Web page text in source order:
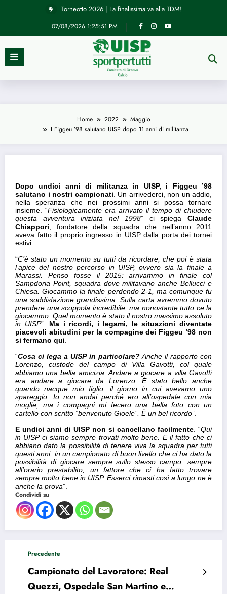
Torneotto 2026 | La finalissima va alla TDM!
07/08/2026 1:25:52 PM
Home 2022
Maggio
I Figgeu ’98 salutano UISP dopo 11 anni di militanza
I Figgeu ’98 salutano UISP dopo 11 anni
di militanza
Dopo undici anni di militanza in UISP, i Figgeu ’98
salutano i nostri campionati . Un arrivederci, non un addio,
nella speranza che nei prossimi anni si possa tornare
insieme. “Fisiologicamente era arrivato il tempo di chiudere
questa avventura iniziata nel 1998” ci spiegaClaude
Chiappori , fondatore della squadra che nell’anno 2011
aveva fatto il proprio ingresso in UISP dalla porta dei tornei
estivi.
“C’è stato un momento su tutti da ricordare, che poi è stata
l’apice del nostro percorso in UISP, ovvero sia la finale a
Marassi. Penso fosse il 2015: arrivammo in finale col
Sampdoria Point, squadra dove militavano anche Bellucci e
Chiesa. Giocammo la finale perdendo 2-1, ma comunque fu
una soddisfazione grandissima. Sulla carta avremmo dovuto
prendere una scoppola incredibile, ma nonostante tutto ce la
giocammo. Quel momento è stato il nostro massimo assoluto
in UISP”.
Ma i ricordi, i legami, le situazioni diventate
piacevoli abitudini per la compagine dei Figgeu ’98 non
si fermano qui
“Cosa ci lega a UISP in particolare?Anche il rapporto con
Lorenzo, custode del campo di Villa Gavotti, col quale
abbiamo una bella amicizia. Andare a giocare a villa Gavotti
era andare a giocare da Lorenzo. È stato bello anche
quando nacque mio figlio, il giorno in cui avevamo uno
spareggio. Io non andai perché ero all’ospedale con mia
moglie, ma i compagni mi fecero una bella foto con un
cartello con scritto “benvenuto Gioele”. È un bel ricordo”.
E undici anni di UISP non si cancellano facilmente . “Qui
in UISP ci siamo sempre trovati molto bene. E il fatto che ci
abbiano dato la possibilità di tenere viva la squadra per tutti
questi anni, in un campionato di buon livello che ci ha dato la
possibilità di giocare sempre sullo stesso campo, sempre
all’orario prestabilito, un fattore che ci ha fatto trovare
sempre molto bene in UISP. Esserci rimasti così a lungo ne è
anche la prova”.
Condividi su
Precedente
Campionato del Lavoratore: Real
Quezzi, Ospedale San Martino e